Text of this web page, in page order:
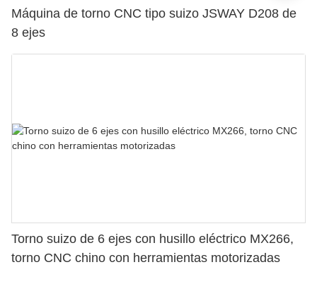
Máquina de torno CNC tipo suizo JSWAY D208 de
8 ejes
Torno suizo de 6 ejes con husillo eléctrico MX266,
torno CNC chino con herramientas motorizadas